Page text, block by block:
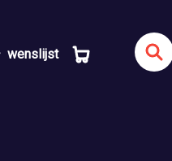
wenslijst